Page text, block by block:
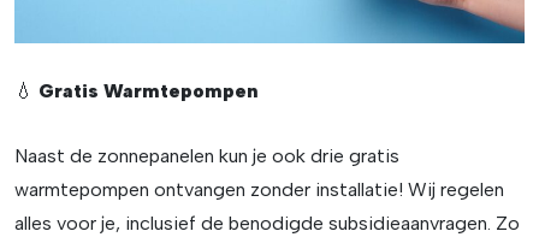
💧 Gratis Warmtepompen
Naast de zonnepanelen kun je ook drie gratis
warmtepompen ontvangen zonder installatie! Wij regelen
alles voor je, inclusief de benodigde subsidieaanvragen. Zo